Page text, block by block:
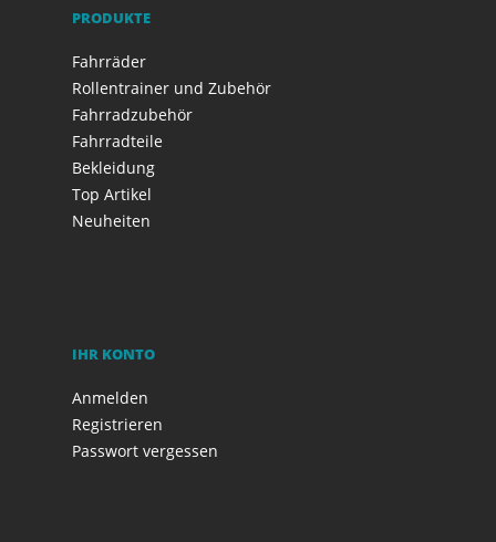
PRODUKTE
Fahrräder
Rollentrainer und Zubehör
Fahrradzubehör
Fahrradteile
Bekleidung
Top Artikel
Neuheiten
IHR KONTO
Anmelden
Registrieren
Passwort vergessen